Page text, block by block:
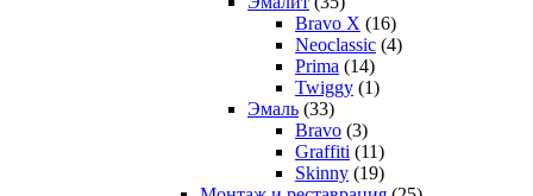
Bravo X (16)
Neoclassic (4)
Prima (14)
Twiggy (1)
Эмаль (33)
Bravo (3)
Graffiti (11)
Skinny (19)